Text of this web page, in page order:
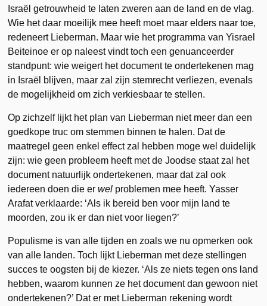
Israël getrouwheid te laten zweren aan de land en de vlag.
Wie het daar moeilijk mee heeft moet maar elders naar toe,
redeneert Lieberman. Maar wie het programma van Yisrael
Beiteinoe er op naleest vindt toch een genuanceerder
standpunt: wie weigert het document te ondertekenen mag
in Israël blijven, maar zal zijn stemrecht verliezen, evenals
de mogelijkheid om zich verkiesbaar te stellen.
Op zichzelf lijkt het plan van Lieberman niet meer dan een
goedkope truc om stemmen binnen te halen. Dat de
maatregel geen enkel effect zal hebben moge wel duidelijk
zijn: wie geen probleem heeft met de Joodse staat zal het
document natuurlijk ondertekenen, maar dat zal ook
iedereen doen die erwel problemen mee heeft. Yasser
Arafat verklaarde: ‘Als ik bereid ben voor mijn land te
moorden, zou ik er dan niet voor liegen?’
Populisme is van alle tijden en zoals we nu opmerken ook
van alle landen. Toch lijkt Lieberman met deze stellingen
succes te oogsten bij de kiezer. ‘Als ze niets tegen ons land
hebben, waarom kunnen ze het document dan gewoon niet
ondertekenen?’ Dat er met Lieberman rekening wordt